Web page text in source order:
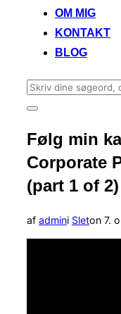
OM MIG
KONTAKT
BLOG
Søg
efter:
Slå
i
sidekolonne
til/fra
Følg min
Corporate
(part 1 of 2)
af admini Sleton
d.
7.